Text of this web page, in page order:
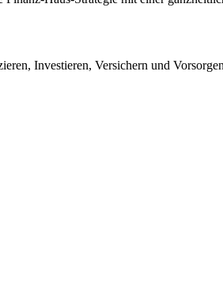
Investieren, Versichern und